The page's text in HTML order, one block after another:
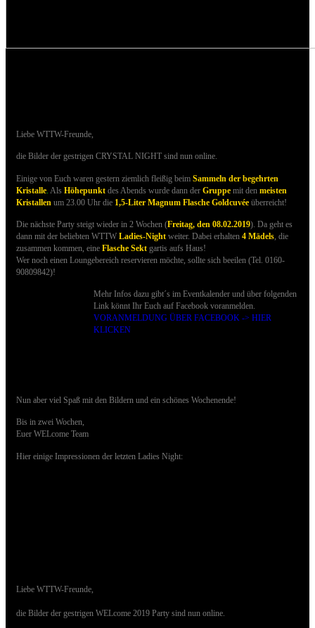
Liebe WTTW-Freunde,
die Bilder der gestrigen CRYSTAL NIGHT sind nun online.
Einige von Euch waren gestern ziemlich fleißig beim Sammeln der begehrten
Kristalle Als Höhepunkt des Abends wurde dann der Gruppe mit den meisten
Kristallen um 23.00 Uhr die 1,5-Liter Magnum Flasche Goldcuvée überreicht!
Die nächste Party steigt wieder in 2 Wochen (Freitag, den 08.02.2019). Da geht es
dann mit der beliebten WTTW Ladies-Night weiter. Dabei erhalten 4 Mädels, die
zusammen kommen, eine Flasche Sekt gartis aufs Haus!
Wer noch einen Loungebereich reservieren möchte, sollte sich beeilen (Tel. 0160-
90809842)!
Mehr Infos dazu gibt´s im Eventkalender und über folgenden
Link könnt Ihr Euch auf Facebook voranmelden.
VORANMELDUNG ÜBER FACEBOOK -> HIER
KLICKEN
Nun aber viel Spaß mit den Bildern und ein schönes Wochenende!
Bis in zwei Wochen,
Euer WELcome Team
Hier einige Impressionen der letzten Ladies Night:
Liebe WTTW-Freunde,
die Bilder der gestrigen WELcome 2019 Party sind nun online.